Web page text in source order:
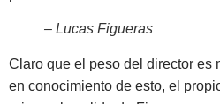
– Lucas Figueras
Claro que el peso del director es
en conocimiento de esto, el